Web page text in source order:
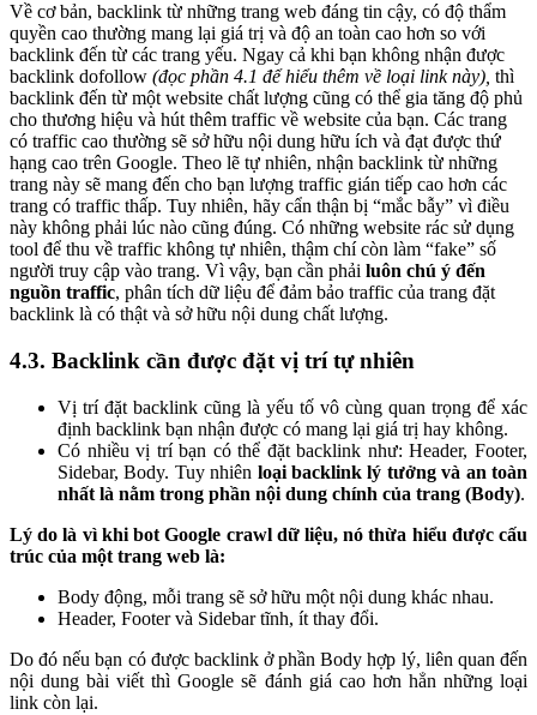
Về cơ bản, backlink từ những trang web đáng tin cậy, có độ thẩm
quyền cao thường mang lại giá trị và độ an toàn cao hơn so với
backlink đến từ các trang yếu. Ngay cả khi bạn không nhận được
backlink dofollow (đọc phần 4.1 để hiểu thêm về loại link này), thì
backlink đến từ một website chất lượng cũng có thể gia tăng độ phủ
cho thương hiệu và hút thêm traffic về website của bạn. Các trang
có traffic cao thường sẽ sở hữu nội dung hữu ích và đạt được thứ
hạng cao trên Google. Theo lẽ tự nhiên, nhận backlink từ những
trang này sẽ mang đến cho bạn lượng traffic gián tiếp cao hơn các
trang có traffic thấp. Tuy nhiên, hãy cẩn thận bị “mắc bẫy” vì điều
này không phải lúc nào cũng đúng. Có những website rác sử dụng
tool để thu về traffic không tự nhiên, thậm chí còn làm “fake” số
người truy cập vào trang. Vì vậy, bạn cần phải luôn chú ý đến
nguồn traffic, phân tích dữ liệu để đảm bảo traffic của trang đặt
backlink là có thật và sở hữu nội dung chất lượng.
4.3. Backlink cần được đặt vị trí tự nhiên
Vị trí đặt backlink cũng là yếu tố vô cùng quan trọng để xác
định backlink bạn nhận được có mang lại giá trị hay không.
Có nhiều vị trí bạn có thể đặt backlink như: Header, Footer,
Sidebar, Body. Tuy nhiên loại backlink lý tưởng và an toàn
nhất là nằm trong phần nội dung chính của trang (Body).
Lý do là vì khi bot Google crawl dữ liệu, nó thừa hiểu được cấu
trúc của một trang web là:
Body động, mỗi trang sẽ sở hữu một nội dung khác nhau.
Header, Footer và Sidebar tĩnh, ít thay đổi.
Do đó nếu bạn có được backlink ở phần Body hợp lý, liên quan đến
nội dung bài viết thì Google sẽ đánh giá cao hơn hẳn những loại
link còn lại.